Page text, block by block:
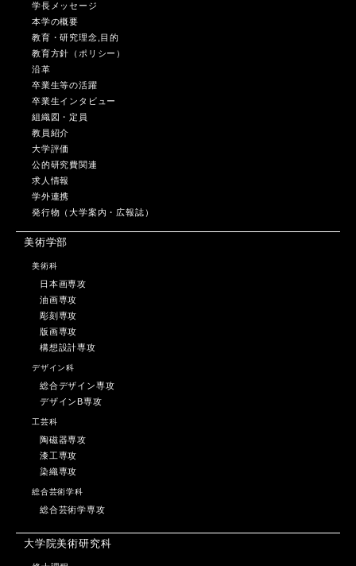
学長メッセージ
本学の概要
教育・研究理念,目的
教育方針（ポリシー）
沿革
卒業生等の活躍
卒業生インタビュー
組織図・定員
教員紹介
大学評価
公的研究費関連
求人情報
学外連携
発行物（大学案内・広報誌）
美術学部
美術科
日本画専攻
油画専攻
彫刻専攻
版画専攻
構想設計専攻
デザイン科
総合デザイン専攻
デザインB専攻
工芸科
陶磁器専攻
漆工専攻
染織専攻
総合芸術学科
総合芸術学専攻
大学院美術研究科